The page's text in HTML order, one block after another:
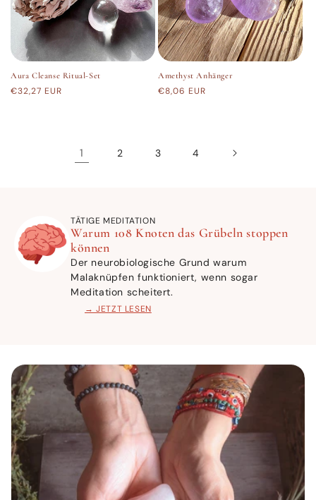
Aura Cleanse Ritual-Set
Normaler
€32,27 EUR
Amethyst Anhänger
Normaler
€8,06 EUR
1 2 3 4
TÄTIGE MEDITATION
Warum 108 Knoten das Grübeln stoppen
können
Der neurobiologische Grund warum
Malaknüpfen funktioniert, wenn sogar
Meditation scheitert.
→ JETZT LESEN